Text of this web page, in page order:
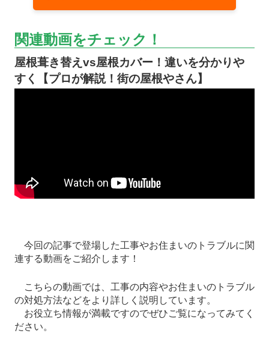
関連動画をチェック！
屋根葺き替えvs屋根カバー！違いを分かりや
すく【プロが解説！街の屋根やさん】
今回の記事で登場した工事やお住まいのトラブルに関
連する動画をご紹介します！
こちらの動画では、工事の内容やお住まいのトラブル
の対処方法などをより詳しく説明しています。
お役立ち情報が満載ですのでぜひご覧になってみてく
ださい。